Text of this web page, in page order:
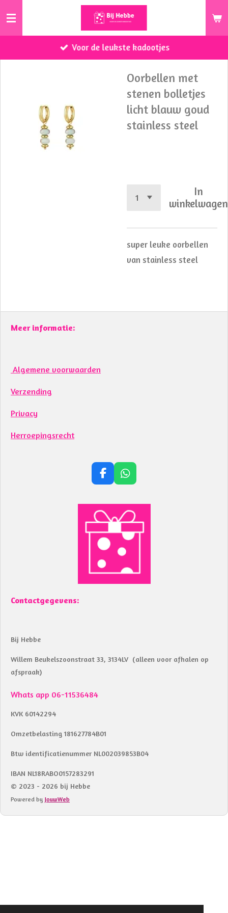
Ga
de
Voor de leukste kadootjes
Oorbellen met
stenen bolletjes
licht blauw goud
stainless steel
In
winkelwagen
super leuke oorbellen
van stainless steel
Meer informatie:
Algemene voorwaarden
Verzending
Privacy
Herroepingsrecht
F
a
e
b
o
k
W
h
t
s
p
p
Contactgegevens:
Bij Hebbe
Willem Beukelszoonstraat 33, 3134LV (alleen voor afhalen op
afspraak)
Whats app 06-11536484
KVK 60142294
Omzetbelasting 181627784B01
Btw identificatienummer NL002039853B04
IBAN NL18RABO0157283291
© 2023 - 2026 bij Hebbe
Powered by JouwWeb